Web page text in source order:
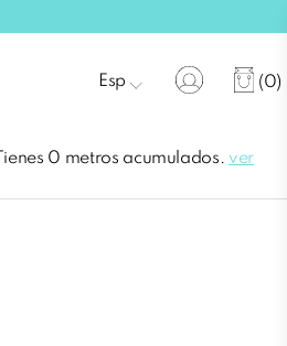
(0)
Esp
Tienes 0 metros acumulados.ver